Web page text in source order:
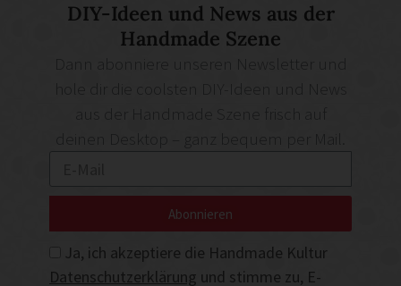
DIY-Ideen und News aus der
Handmade Szene
deinen Desktop – ganz bequem per Mail.
Ja, ich akzeptiere die Handmade Kultur
Datenschutzerklärung und stimme zu, E-
Abonnieren